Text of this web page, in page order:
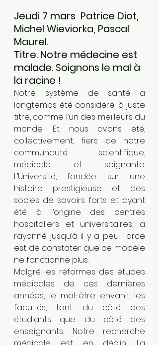
Jeudi 7 mars Patrice Diot,
Michel Wieviorka, Pascal
Maurel.
Titre. Notre médecine est
malade. Soignons le mal à
la racine !
Notre système de santé a
longtemps été considéré, à juste
titre, comme l’un des meilleurs du
monde. Et nous avons été,
collectivement, fiers de notre
communauté scientifique,
médicale et soignante.
L’Université, fondée sur une
histoire prestigieuse et des
socles de savoirs forts et ayant
été à l’origine des centres
hospitaliers et universitaires, a
rayonné jusqu’à il y a peu. Force
est de constater que ce modèle
ne fonctionne plus.
Malgré les réformes des études
médicales de ces dernières
années, le mal-être envahit les
facultés, tant du côté des
étudiants que du côté des
enseignants. Notre recherche